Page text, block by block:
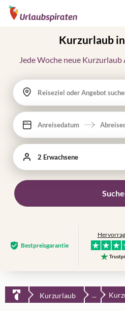
Kurzurlaub
Jede Woche neue
Reiseziel oder Angebot
Anreisedatum
2 Erwachsene
Bestpreis­garantie
Kurzurlaub ...